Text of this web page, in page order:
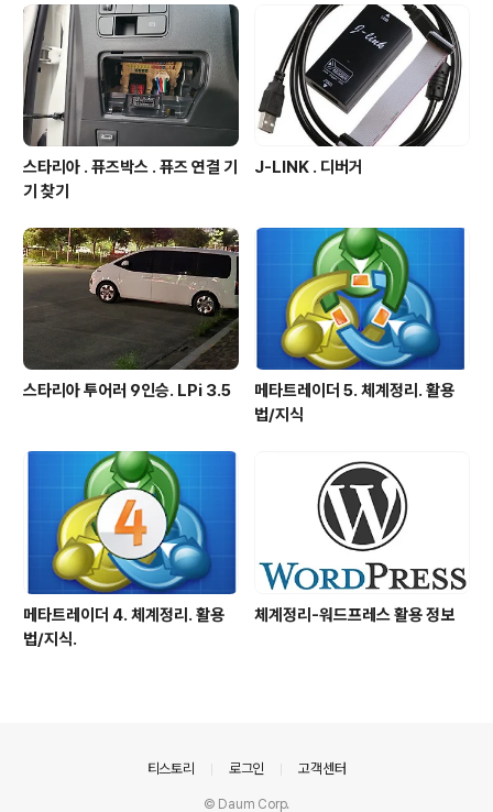
스타리아 . 퓨즈박스 . 퓨즈 연결 기
기 찾기
J-LINK . 디버거
스타리아 투어러 9인승. LPi 3.5
메타트레이더 5. 체계정리. 활용
법/지식
메타트레이더 4. 체계정리. 활용
법/지식.
체계정리-워드프레스 활용 정보
티스토리 로그인 고객센터
© Daum Corp.